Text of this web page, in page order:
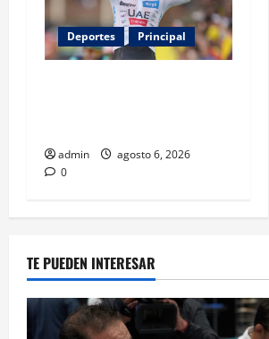
Deportes Principal
admin
agosto 6, 2026
0
TE PUEDEN INTERESAR